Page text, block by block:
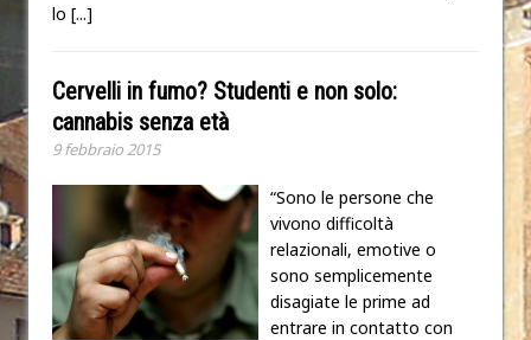
lo [...]
Cervelli in fumo? Studenti e non solo:
cannabis senza età
9 febbraio 2015
“Sono le persone che
vivono difficoltà
relazionali, emotive o
sono semplicemente
disagiate le prime ad
entrare in contatto con